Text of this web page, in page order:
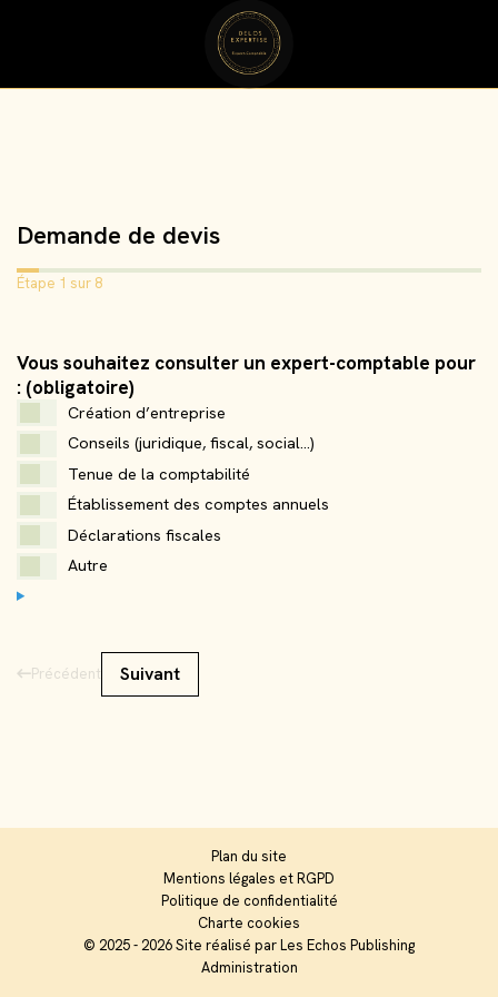
Demande de devis
Étape 1 sur 8
Vous souhaitez consulter un expert-comptable pour
: (obligatoire)
Création d’entreprise
Conseils (juridique, fiscal, social...)
Tenue de la comptabilité
Établissement des comptes annuels
Déclarations fiscales
Autre
TPE / Entrepreneurs
PME / ETI
Professions libérales
Associations
Professions agricoles
Autre
Création
Lancement
Développement
Stabilisation
Déclin
Transmission
Aucun salarié
1 à 5 salariés
6 à 9 salariés
10 à 24 salariés
25 à 49 salariés
50 et plus
Moins de 100 000 €
De 100 000 à 250 000 €
De 250 000 à 500 000 €
De 500 000 à 1 Millions €
De 1 M à 2 Millions €
2 Millions € et plus
Oui
Non
Précédent Suivant
Plan du site
Mentions légales et RGPD
Politique de confidentialité
Charte cookies
© 2025 - 2026 Site réalisé par Les Echos Publishing
Administration